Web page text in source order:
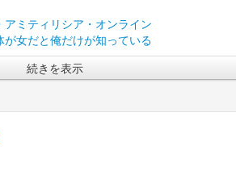
アミティリシア・オンライン
が女だと俺だけが知っている
続きを表示